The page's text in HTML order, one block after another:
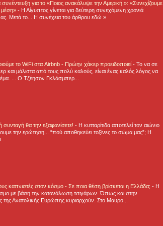
για το «Ποιος ανακάλυψε την Αμερική;»: «Συνεχίζουμε
μέση» - Η Αίγυπτος γίνεται για δεύτερη συνεχόμενη χρονιά
Μετά το... Η συνέχεια του άρθρου εδώ »
το WiFi στα Airbnb - Πρώην χάκερ προειδοποιεί- Το να σε
και μάλιστα από τους πολύ καλούς, είναι ένας καλός λόγος να
... Ο Τζέησον Γκλάσμπερ...
συνταγή θα την εξαφανίσετε! - H κυτταρίτιδα αποτελεί τον αιώνιο
την ερώτηση... “πού αποθηκεύει τοξίνες το σώμα μας”; Η
καπνιστές στον κόσμο - Σε ποια θέση βρίσκεται η Ελλάδα; - Η
με βάση την κατανάλωση τσιγάρων. Όπως και στην
Ανατολικής Ευρώπης κυριαρχούν. Στο Μαυρο...